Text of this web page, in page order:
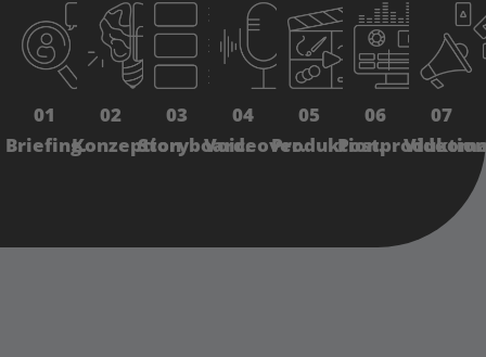
01
Briefing.
02
Konzeption.
03
Storyboard.
04
Voiceover.
05
Produktion.
06
07